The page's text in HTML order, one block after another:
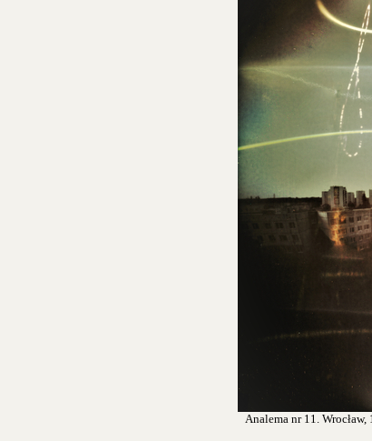
Analema nr 11.